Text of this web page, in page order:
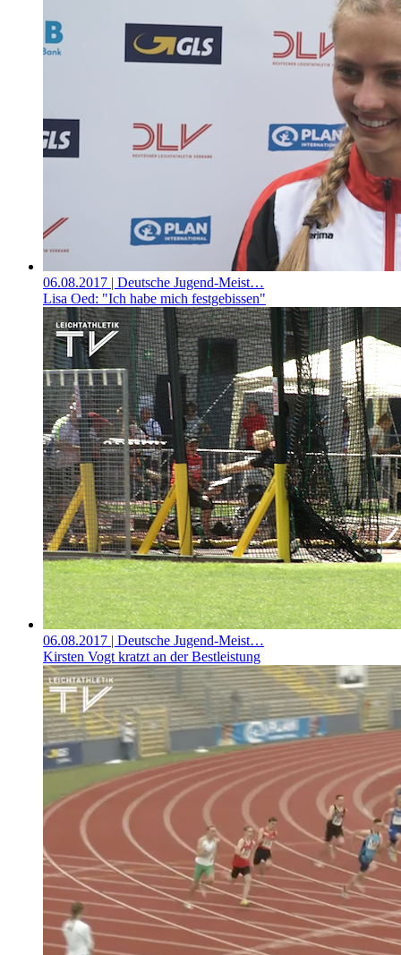
06.08.2017 | Deutsche Jugend-Meist…
Lisa Oed: "Ich habe mich festgebissen"
06.08.2017 | Deutsche Jugend-Meist…
Kirsten Vogt kratzt an der Bestleistung